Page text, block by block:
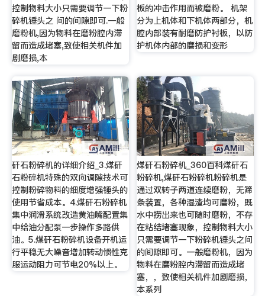
控制物料大小只需要调节一下粉
碎机锤头之 间的间隙即可.一般
磨粉机,因为物料在磨粉腔内滞
留而造成堵塞,致使相关机件加
剧磨损,本
板的冲击作用而被磨粉。 机架
分为上机体和下机体两部分，机
腔内部装有耐磨防护衬板，以防
护机体内部的磨损和变形
矸石粉碎机的详细介绍_3.煤矸
石粉碎机特殊的双向调隙技术可
控制粉碎物料的细度增强锤头的
使用节省成本。4.煤矸石粉碎机
集中润滑系统改造黄油嘴配置集
中给油分配泵一步操作多路供
油。5.煤矸石粉碎机设备开机运
行平稳无大噪音增加转动惯性克
服运动阻力可节电20%以上。
煤矸石粉碎机_360百科煤矸石
粉碎机,煤矸石粉碎机粉碎机是
通过双转子两道连续磨粉，无筛
条装置，各种湿渣均可磨粉，既
水中捞出来也可随时磨粉，不存
在粘结堵塞现象，控制物料大小
只需要调节一下粉碎机锤头之间
的间隙即可。一般磨粉机，因为
物料在磨粉腔内滞留而造成堵
塞，，致使相关机件加剧磨损，
本系列